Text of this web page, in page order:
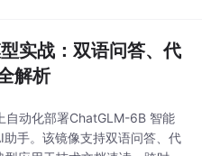
实战：双语问答、代
解析
自动化部署ChatGLM-6B 智能
手。该镜像支持双语问答、代